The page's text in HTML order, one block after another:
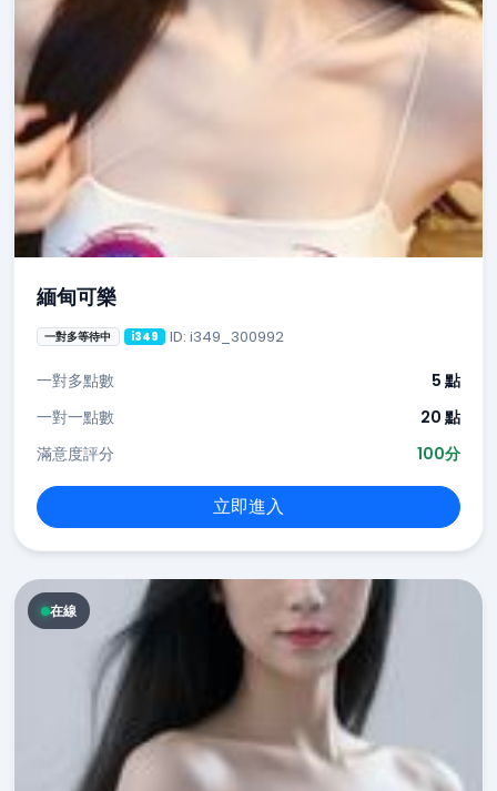
緬甸可樂
一對多等待中 i349 ID: i349_300992
一對多點數
5 點
一對一點數
20 點
滿意度評分
100分
立即進入
在線